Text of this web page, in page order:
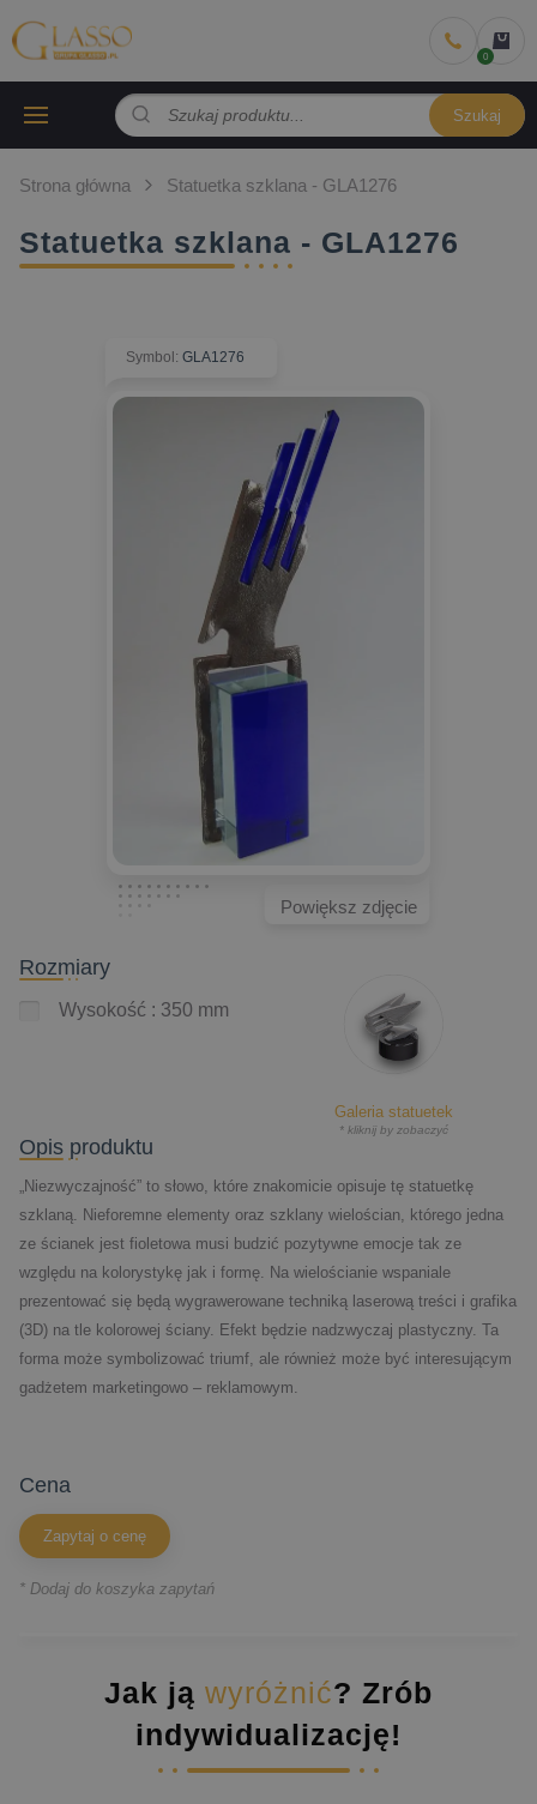
Szukaj
Strona główna Statuetka szklana - GLA1276
Statuetka szklana - GLA1276
Symbol : GLA1276
Powiększ zdjęcie
Rozmiary
Wysokość : 350 mm
Galeria statuetek
* kliknij by zobaczyć
Opis produktu
„Niezwyczajność” to słowo, które znakomicie opisuje tę statuetkę
szklaną. Nieforemne elementy oraz szklany wielościan, którego jedna
ze ścianek jest fioletowa musi budzić pozytywne emocje tak ze
względu na kolorystykę jak i formę. Na wielościanie wspaniale
prezentować się będą wygrawerowane techniką laserową treści i grafika
(3D) na tle kolorowej ściany. Efekt będzie nadzwyczaj plastyczny. Ta
forma może symbolizować triumf, ale również może być interesującym
gadżetem marketingowo – reklamowym.
cena
Zapytaj o cenę
* Dodaj do koszyka zapytań
Jak ją wyróżnić? Zrób
indywidualizację!